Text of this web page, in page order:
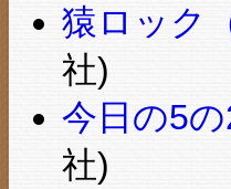
猿ロック
社)
今日の5
社)